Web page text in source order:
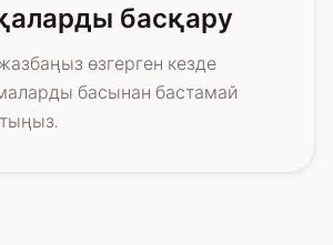
басқару
өзгерген кезде
басынан бастамай